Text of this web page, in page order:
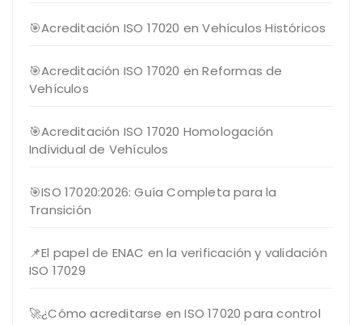
🎯Acreditación ISO 17020 en Vehículos Históricos
🎯Acreditación ISO 17020 en Reformas de
Vehículos
🎯Acreditación ISO 17020 Homologación
Individual de Vehículos
🎯ISO 17020:2026: Guía Completa para la
Transición
📌El papel de ENAC en la verificación y validación
ISO 17029
🚀¿Cómo acreditarse en ISO 17020 para control